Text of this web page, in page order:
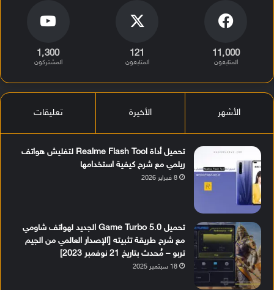
11٬000
المتابعون
121
المتابعون
1٬300
المشتركون
الأشهر الأخيرة تعليقات
تحميل أداة Realme Flash Tool لتفليش هواتف
ريلمي مع شرح كيفية استخدامها
8 فبراير 2026
تحميل Game Turbo 5.0 الجديد لهواتف شاومي
مع شرح طريقة تثبيته [الإصدار العالمي من الجيم
تربو – مُحدث بتاريخ 21 نوفمبر 2023]
18 سبتمبر 2025